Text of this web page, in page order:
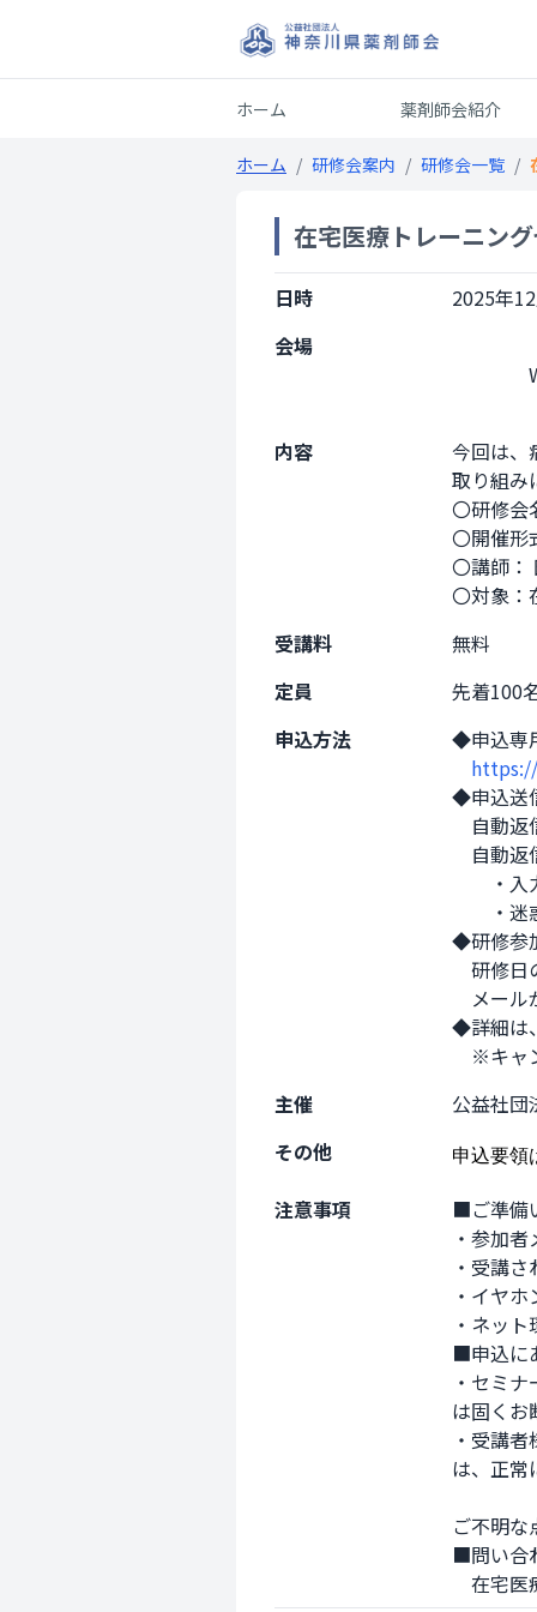
ホーム 薬剤師会紹介
ホーム / 研修会案内 / 研修会一覧 /
在宅医療トレーニン
日時
2025年
会場
内容
今回は、
取り組み
〇研修会
〇開催形
〇講師：
〇対象：
受講料
無料
定員
先着100
申込方法
◆申込専
◆申込送
自動返
自動返
・入力
・迷惑
◆研修参
研修日
メール
◆詳細は
※キャ
主催
公益社団
その他
申込要領
注意事項
■ご準備
・参加
・受講
・イヤホ
・ネッ
■申込に
・セミ
は固くお
・受講
は、正常
ご不明な
■問い合
在宅医